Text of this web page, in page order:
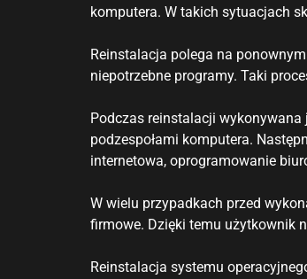
komputera. W takich sytuacjach
Reinstalacja polega na
niepotrzebne programy. Taki
Podczas reinstalacji wykonywana
podzespołami komputera.
internetowa, oprogramowanie
W wielu przypadkach przed
firmowe. Dzięki temu użytkownik
Reinstalacja systemu